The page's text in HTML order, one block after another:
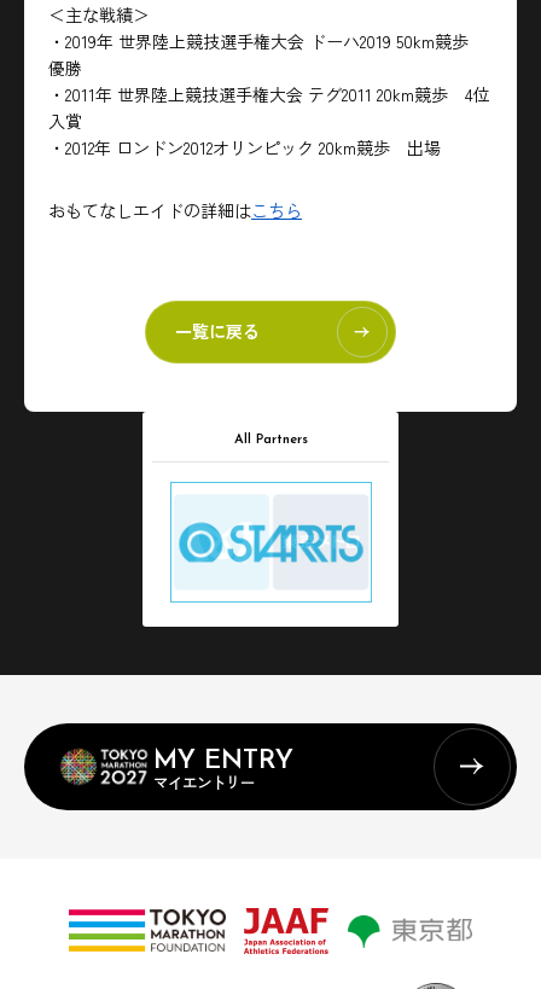
＜主な戦績＞
・2019年 世界陸上競技選手権大会 ドーハ2019 50km競歩
優勝
・2011年 世界陸上競技選手権大会 テグ2011 20km競歩 4位
入賞
・2012年 ロンドン2012オリンピック 20km競歩 出場
おもてなしエイドの詳細はこちら
一覧に戻る
All Partners
MY ENTRY
マイエントリー